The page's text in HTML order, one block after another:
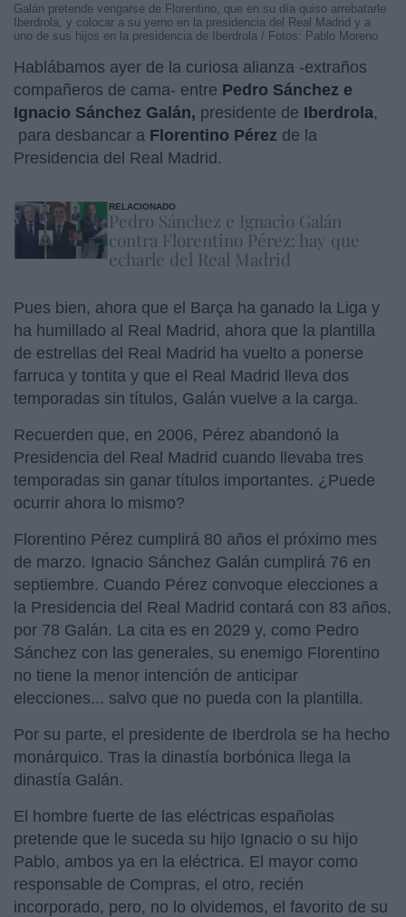
Galán pretende vengarse de Florentino, que en su día quiso arrebatarle
Iberdrola, y colocar a su yerno en la presidencia del Real Madrid y a
uno de sus hijos en la presidencia de Iberdrola / Fotos: Pablo Moreno
Hablábamos ayer de la curiosa alianza -extraños
compañeros de cama- entre Pedro Sánchez e
Ignacio Sánchez Galán, presidente de Iberdrola,
para desbancar a Florentino Pérez de la
Presidencia del Real Madrid.
RELACIONADO
Pedro Sánchez e Ignacio Galán
contra Florentino Pérez: hay que
echarle del Real Madrid
Pues bien, ahora que el Barça ha ganado la Liga y
ha humillado al Real Madrid, ahora que la plantilla
de estrellas del Real Madrid ha vuelto a ponerse
farruca y tontita y que el Real Madrid lleva dos
temporadas sin títulos, Galán vuelve a la carga.
Recuerden que, en 2006, Pérez abandonó la
Presidencia del Real Madrid cuando llevaba tres
temporadas sin ganar títulos importantes. ¿Puede
ocurrir ahora lo mismo?
Florentino Pérez cumplirá 80 años el próximo mes
de marzo. Ignacio Sánchez Galán cumplirá 76 en
septiembre. Cuando Pérez convoque elecciones a
la Presidencia del Real Madrid contará con 83 años,
por 78 Galán. La cita es en 2029 y, como Pedro
Sánchez con las generales, su enemigo Florentino
no tiene la menor intención de anticipar
elecciones... salvo que no pueda con la plantilla.
Por su parte, el presidente de Iberdrola se ha hecho
monárquico. Tras la dinastía borbónica llega la
dinastía Galán.
El hombre fuerte de las eléctricas españolas
pretende que le suceda su hijo Ignacio o su hijo
Pablo, ambos ya en la eléctrica. El mayor como
responsable de Compras, el otro, recién
incorporado, pero, no lo olvidemos, el favorito de su